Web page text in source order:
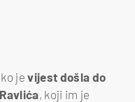
jevijest došla do
, koji im je